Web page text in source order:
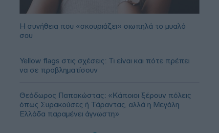
Η συνήθεια που «σκουριάζει» σιωπηλά το μυαλό
σου
Yellow flags στις σχέσεις: Τι είναι και πότε πρέπει
να σε προβληματίσουν
Θεόδωρος Παπακώστας: «Κάποιοι ξέρουν πόλεις
όπως Συρακούσες ή Τάραντας, αλλά η Μεγάλη
Ελλάδα παραμένει άγνωστη»